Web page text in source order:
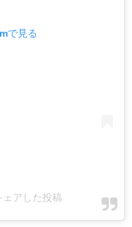
で見る
アした投稿